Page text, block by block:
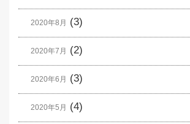
2020年8月 (3)
2020年7月 (2)
2020年6月 (3)
2020年5月 (4)